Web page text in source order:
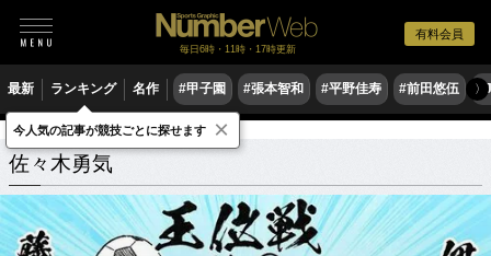
有料会員
毎日6時・11時・17時更新
最新 ランキング 名作 #甲子園 #張本智和 #平野佳寿 #前田悠伍 〉
佐々木勇気 関連記事
佐々木勇気
今人気の記事が競技ごとに探せます ×